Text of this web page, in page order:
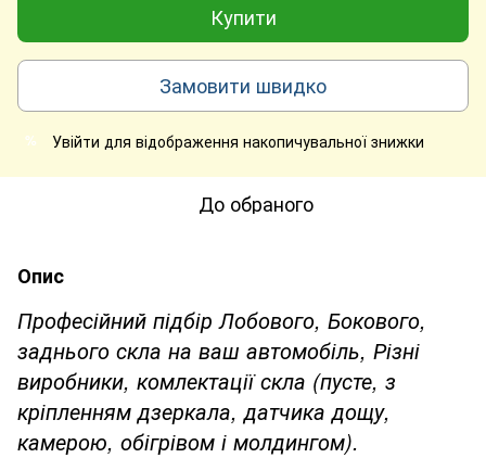
Купити
Замовити швидко
% Увійти для відображення накопичувальної знижки
До обраного
Опис
Професійний підбір Лобового, Бокового,
заднього скла на ваш автомобіль, Різні
виробники, комлектації скла (пусте, з
кріпленням дзеркала, датчика дощу,
камерою, обігрівом і молдингом).